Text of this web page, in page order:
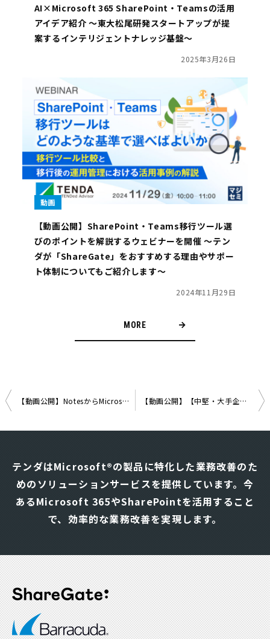
AI×Microsoft 365 SharePoint・Teamsの活用
アイデア紹介 〜東大松尾研発スタートアップが提
案するインテリジェントナレッジ基盤～
2025年3月26日
動画
【動画公開】SharePoint・Teams移行ツール選
びのポイントを解説するウェビナーを開催 ～テン
ダが「ShareGate」をおすすめする理由やサポー
ト体制についてもご紹介します～
2024年11月29日
MORE
投
ナ
ビ
ゲ
ー
【動画公開】NotesからMicrosoft製品への移行ツールはどのように選ぶべきか？ 【動画公開】【中堅・大手企業向け】社内データ活用の生成AI構築、高コストは当たり前？ 〜東大松尾研発スタートアップが伴走する生成AIスモールスタート（マイクロDX）実践法〜
テンダはMicrosoft®の製品に特化した業務改善のた
めのソリューションサービスを提供しています。 今
あるMicrosoft 365やSharePointを活用すること
で、効率的な業務改善を実現します。